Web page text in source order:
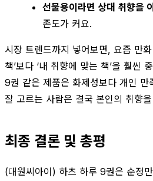
선물용이라면 상대 취향을
존도가 커요.
시장 트렌드까지 넣어보면, 요즘 만
책’보다 ‘내 취향에 맞는 책’을 훨씬
9권 같은 제품은 화제성보다 개인 만
잘 고르는 사람은 결국 본인의 취향
최종 결론 및 총평
(대원씨아이) 하츠 하루 9권은 순정